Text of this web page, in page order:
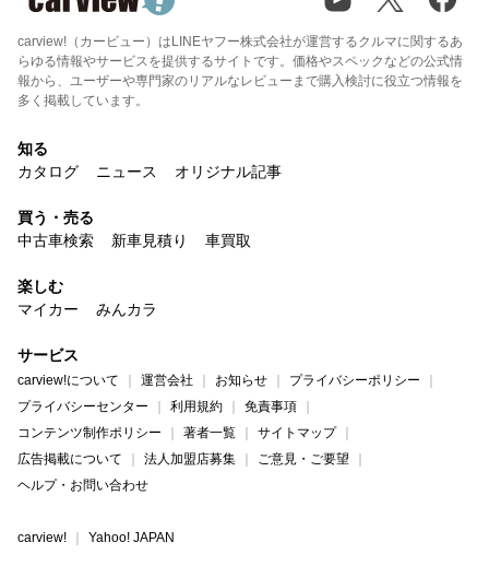
carview!（カービュー）はLINEヤフー株式会社が運営するクルマに関するあ
らゆる情報やサービスを提供するサイトです。価格やスペックなどの公式情
報から、ユーザーや専門家のリアルなレビューまで購入検討に役立つ情報を
多く掲載しています。
知る
カタログ
ニュース オリジナル記事
買う・売る
中古車検索
新車見積り 車買取
楽しむ
マイカー
みんカラ
サービス
carview!について 運営会社 お知らせ
プライバシーポリシー
プライバシーセンター
利用規約
免責事項
コンテンツ制作ポリシー
著者一覧
サイトマップ
広告掲載について
法人加盟店募集
ご意見・ご要望
ヘルプ・お問い合わせ
carview! Yahoo! JAPAN